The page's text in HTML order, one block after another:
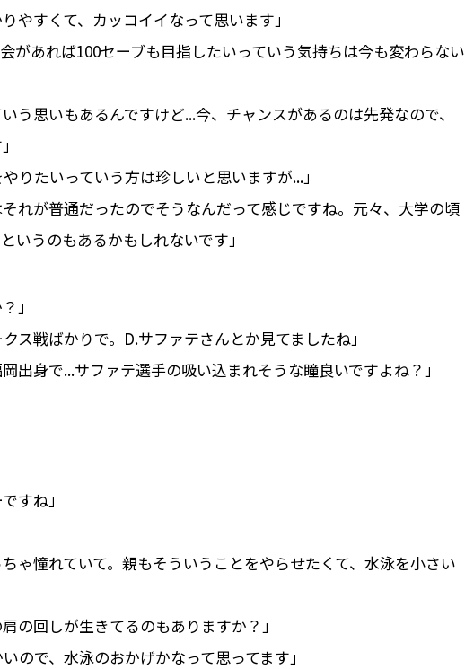
やすくて、カッコイイなって思います」
があれば100セーブも目指したいっていう気持ちは今も変わらない
う思いもあるんですけど...今、チャンスがあるのは先発なので、
りたいっていう方は珍しいと思いますが...」
れが普通だったのでそうなんだって感じですね。元々、大学の頃
いうのもあるかもしれないです」
」
ス戦ばかりで。D.サファテさんとか見てましたね」
出身で...サファテ選手の吸い込まれそうな瞳良いですよね？」
すね」
ゃ憧れていて。親もそういうことをやらせたくて、水泳を小さい
の回しが生きてるのもありますか？」
ので、水泳のおかげかなって思ってます」